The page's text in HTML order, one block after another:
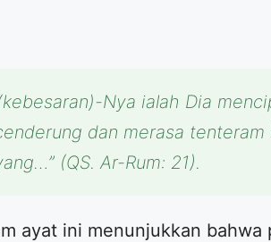
Nya ialah Dia
dan merasa
(QS. Ar-Rum: 21).
ayat ini menunjukkan